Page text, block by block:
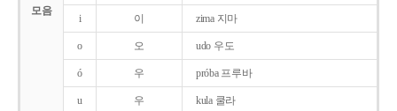
모음
i 이 zima 지마
o 오 udo 우도
ó 우 próba 프루바
u 우 kula 쿨라